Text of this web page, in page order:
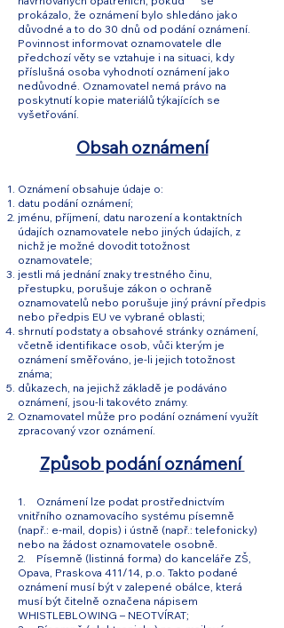
prokázalo, že oznámení bylo shledáno jako
důvodné a to do 30 dnů od podání oznámení.
Povinnost informovat oznamovatele dle
předchozí věty se vztahuje i na situaci, kdy
příslušná osoba vyhodnotí oznámení jako
nedůvodné. Oznamovatel nemá právo na
poskytnutí kopie materiálů týkajících se
vyšetřování.
Obsah oznámení
Oznámení obsahuje údaje o:
datu podání oznámení;
jménu, příjmení, datu narození a kontaktních
údajích oznamovatele nebo jiných údajích, z
nichž je možné dovodit totožnost
oznamovatele;
jestli má jednání znaky trestného činu,
přestupku, porušuje zákon o ochraně
oznamovatelů nebo porušuje jiný právní předpis
nebo předpis EU ve vybrané oblasti;
shrnutí podstaty a obsahové stránky oznámení,
včetně identifikace osob, vůči kterým je
oznámení směřováno, je‑li jejich totožnost
známa;
důkazech, na jejichž základě je podáváno
oznámení, jsou‑li takovéto známy.
Oznamovatel může pro podání oznámení využít
zpracovaný vzor oznámení.
Způsob podání oznámení
1. Oznámení lze podat prostřednictvím
vnitřního oznamovacího systému písemně
(např.: e‑mail, dopis) i ústně (např.: telefonicky)
nebo na žádost oznamovatele osobně.
2. Písemně (listinná forma) do kanceláře ZŠ,
Opava, Praskova 411/14, p.o. Takto podané
oznámení musí být v zalepené obálce, která
musí být čitelně označena nápisem
WHISTLEBLOWING – NEOTVÍRAT;